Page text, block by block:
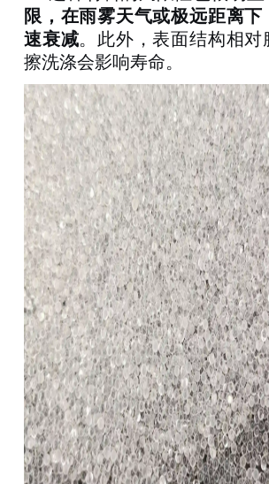
限，在雨雾天气或极远距离
速衰减。此外，表面结构相对
擦洗涤会影响寿命。